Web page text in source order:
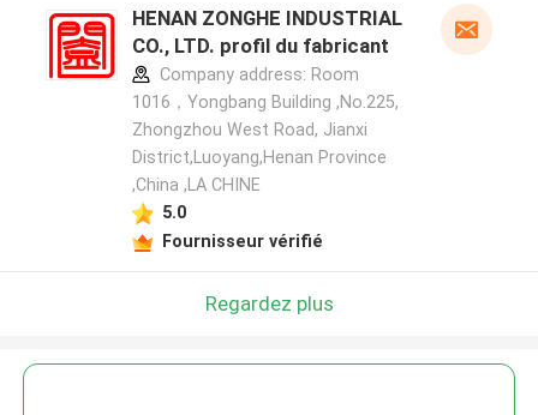
HENAN ZONGHE INDUSTRIAL
CO., LTD. profil du fabricant
Company address: Room
1016，Yongbang Building ,No.225,
Zhongzhou West Road, Jianxi
District,Luoyang,Henan Province
,China ,LA CHINE
5.0
Fournisseur vérifié
Regardez plus